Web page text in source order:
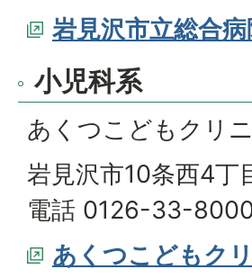
岩見沢市立総合
小児科系
あくつこどもクリ
岩見沢市10条西4丁
電話 0126-33-
あくつこどもク